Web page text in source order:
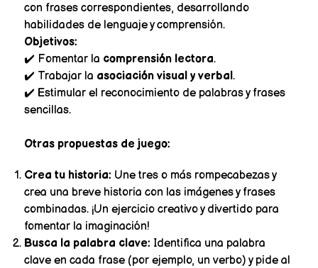
con frases correspondientes, desarrollando
habilidades de lenguaje y comprensión.
Objetivos:
✔️ Fomentar la comprensión lectora.
✔️ Trabajar la asociación visual y verbal.
✔️ Estimular el reconocimiento de palabras y frases
sencillas.
Otras propuestas de juego:
Crea tu historia: Une tres o más rompecabezas y
crea una breve historia con las imágenes y frases
combinadas. ¡Un ejercicio creativo y divertido para
fomentar la imaginación!
Busca la palabra clave: Identifica una palabra
clave en cada frase (por ejemplo, un verbo) y pide al